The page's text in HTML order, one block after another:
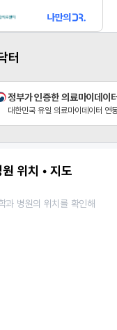
터
정부가 인증한 의료마이데이
대한민국 유일 의료마이데이터 연
위치 • 지도
과 병원의 위치를 확인해